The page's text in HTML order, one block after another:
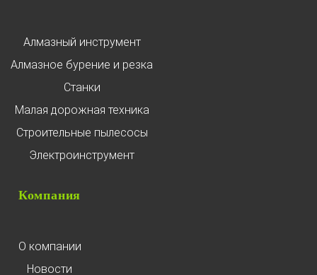
Алмазный инструмент
Алмазное бурение и резка
Станки
Малая дорожная техника
Строительные пылесосы
Электроинструмент
Компания
О компании
Новости